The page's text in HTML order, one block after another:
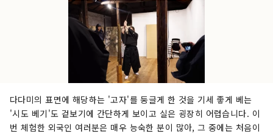
다다미의 표면에 해당하는 '고자'를 둥글게 한 것을 기세 좋게 베는
'시도 베기'도 겉보기에 간단하게 보이고 실은 굉장히 어렵습니다. 이
번 체험한 외국인 여러분은 매우 능숙한 분이 많아, 그 중에는 처음이